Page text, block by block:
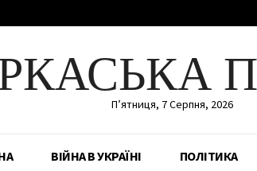
П’ятниця, 7 Серпня, 2026
ВІЙНА В УКРАЇНІ ПОЛІТИКА